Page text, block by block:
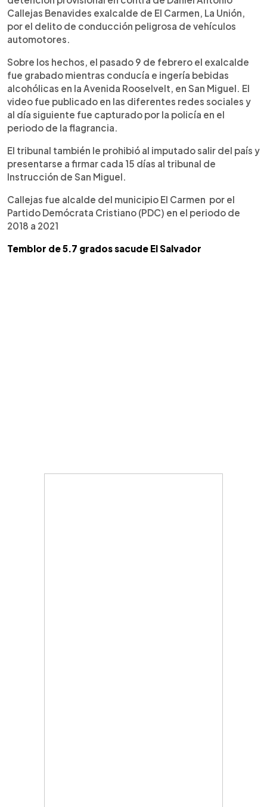
Callejas Benavides exalcalde de El Carmen, La Unión,
por el delito de conducción peligrosa de vehículos
automotores.
Sobre los hechos, el pasado 9 de febrero el exalcalde
fue grabado mientras conducía e ingería bebidas
alcohólicas en la Avenida Rooselvelt, en San Miguel. El
video fue publicado en las diferentes redes sociales y
al día siguiente fue capturado por la policía en el
periodo de la flagrancia.
El tribunal también le prohibió al imputado salir del país y
presentarse a firmar cada 15 días al tribunal de
Instrucción de San Miguel.
Callejas fue alcalde del municipio El Carmen por el
Partido Demócrata Cristiano (PDC) en el periodo de
2018 a 2021
Temblor de 5.7 grados sacude El Salvador